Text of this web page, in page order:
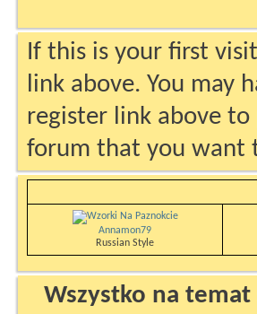
If this is your first
link above. You may
register link above to
forum that you want
Annamon79
Russian Style
Wszystko na